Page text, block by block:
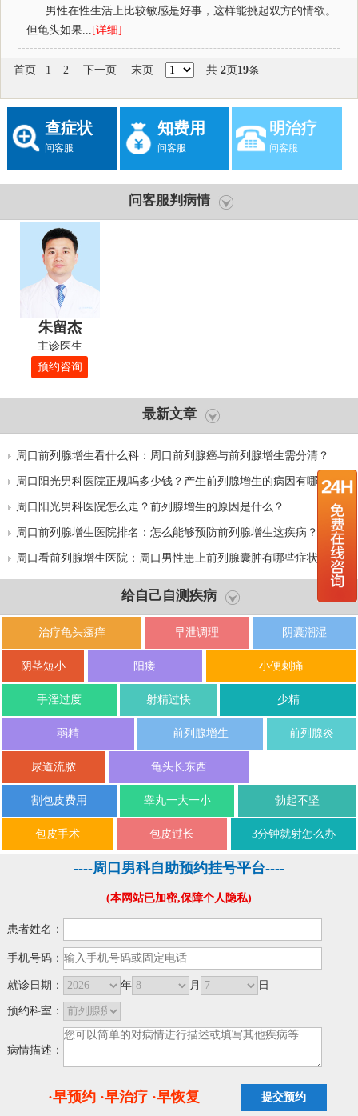
男性在性生活上比较敏感是好事，这样能挑起双方的情欲。
但龟头如果... [详细]
首页 1 2 下一页 末页 共 2页19条
查症状
问客服
知费用
问客服
明治疗
问客服
问客服判病情
朱留杰
主诊医生
预约咨询
最新文章
周口前列腺增生看什么科：周口前列腺癌与前列腺增生需分清？
周口阳光男科医院正规吗多少钱？产生前列腺增生的病因有哪些？
周口阳光男科医院怎么走？前列腺增生的原因是什么？
周口前列腺增生医院排名：怎么能够预防前列腺增生这疾病？
周口看前列腺增生医院：周口男性患上前列腺囊肿有哪些症状？
给自己自测疾病
治疗龟头瘙痒 早泄调理 阴囊潮湿
阴茎短小 阳痿 小便刺痛
手淫过度 射精过快 少精
弱精 前列腺增生 前列腺炎
尿道流脓 龟头长东西
割包皮费用 睾丸一大一小 勃起不坚
包皮手术 包皮过长 3分钟就射怎么办
----周口男科自助预约挂号平台----
(本网站已加密,保障个人隐私)
患者姓名：
手机号码：
就诊日期： 年 月 日
预约科室：
病情描述：
·早预约 ·早治疗 ·早恢复